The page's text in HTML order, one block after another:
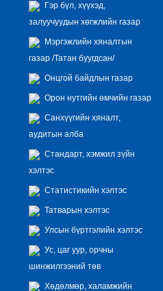
Гэр бүл, хүүхэд,
залуучуудын хөгжлийн газар
Мэргэжлийн хяналтын
газар /Татан буугдсан/
Онцгой байдлын газар
Орон нутгийн өмчийн газар
Санхүүгийн хяналт,
аудитын алба
Стандарт, хэмжил зүйн
хэлтэс
Статистикийн хэлтэс
Татварын хэлтэс
Улсын бүртгэлийн хэлтэс
Ус, цаг уур, орчны
шинжилгээний төв
Хөдөлмөр, халамжийн